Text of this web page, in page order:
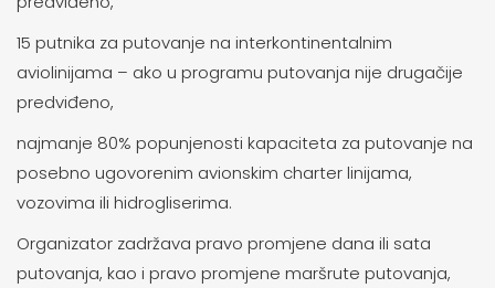
15 putnika za putovanje na interkontinentalnim
aviolinijama – ako u programu putovanja nije drugačije
predviđeno,
najmanje 80% popunjenosti kapaciteta za putovanje na
posebno ugovorenim avionskim charter linijama,
vozovima ili hidrogliserima.
Organizator zadržava pravo promjene dana ili sata
putovanja, kao i pravo promjene maršrute putovanja,